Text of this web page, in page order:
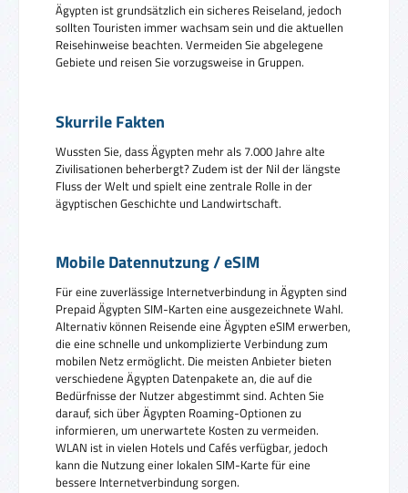
Ägypten ist grundsätzlich ein sicheres Reiseland, jedoch
sollten Touristen immer wachsam sein und die aktuellen
Reisehinweise beachten. Vermeiden Sie abgelegene
Gebiete und reisen Sie vorzugsweise in Gruppen.
Skurrile Fakten
Wussten Sie, dass Ägypten mehr als 7.000 Jahre alte
Zivilisationen beherbergt? Zudem ist der Nil der längste
Fluss der Welt und spielt eine zentrale Rolle in der
ägyptischen Geschichte und Landwirtschaft.
Mobile Datennutzung / eSIM
Für eine zuverlässige Internetverbindung in Ägypten sind
Prepaid Ägypten SIM-Karten eine ausgezeichnete Wahl.
Alternativ können Reisende eine Ägypten eSIM erwerben,
die eine schnelle und unkomplizierte Verbindung zum
mobilen Netz ermöglicht. Die meisten Anbieter bieten
verschiedene Ägypten Datenpakete an, die auf die
Bedürfnisse der Nutzer abgestimmt sind. Achten Sie
darauf, sich über Ägypten Roaming-Optionen zu
informieren, um unerwartete Kosten zu vermeiden.
WLAN ist in vielen Hotels und Cafés verfügbar, jedoch
kann die Nutzung einer lokalen SIM-Karte für eine
bessere Internetverbindung sorgen.